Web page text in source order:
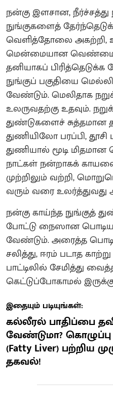
நன்கு இளசான, நீர்ச்சத்து
நுங்குகளைத்
வெளித்தோலை அகற்றி,
மென்மையான
தனியாகப்
நுங்குப் பகுதியை
வேண்டும். மெலிதாக
உலருவதற்கு உதவும்.
துண்டுகளைச் சுத்தமான
துணியிலோ பரப்பி,
துணியால் மூடி மிதமான
நாட்கள் நன்றாகக்
முற்றிலும் வற்றி,
வரும் வரை உலர்த்துவது
நன்கு காய்ந்த நுங்குத்
போட்டு நைஸான
வேண்டும். அரைத்த
சலித்து, ஈரம் படாத
பாட்டிலில் சேமித்து
கெட்டுப்போகாமல்
இதையும் படியுங்கள்:
கல்லீரல் பாதிப்பை
வேண்டுமா?
(Fatty Liver) பற்றிய
தகவல்!